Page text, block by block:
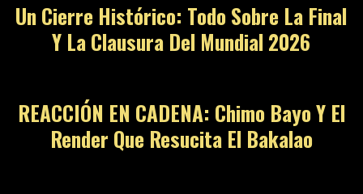
Un Cierre Histórico: Todo Sobre La Final
Y La Clausura Del Mundial 2026
REACCIÓN EN CADENA: Chimo Bayo Y El
Render Que Resucita El Bakalao